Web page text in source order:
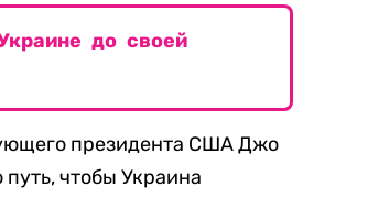
до своей
президента США Джо
чтобы Украина